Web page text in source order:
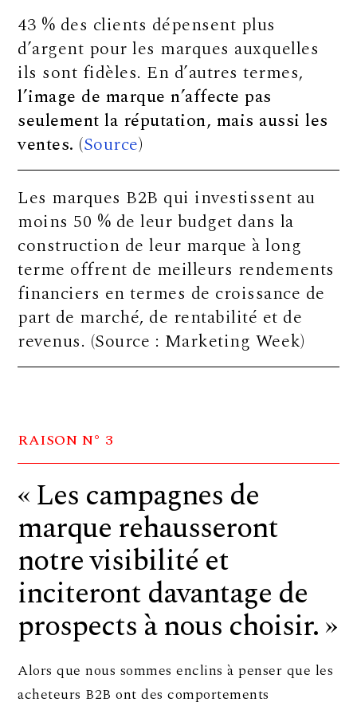
43 % des clients dépensent plus
d’argent pour les marques auxquelles
ils sont fidèles. En d’autres termes,
l’image de marque n’affecte pas
seulement la réputation, mais aussi les
ventes. (Source)
Les marques B2B qui investissent au
moins 50 % de leur budget dans la
construction de leur marque à long
terme offrent de meilleurs rendements
financiers en termes de croissance de
part de marché, de rentabilité et de
revenus. (Source : Marketing Week)
RAISON N° 3
« Les campagnes de
marque rehausseront
notre visibilité et
inciteront davantage de
prospects à nous choisir. »
Alors que nous sommes enclins à penser que les
acheteurs B2B ont des comportements